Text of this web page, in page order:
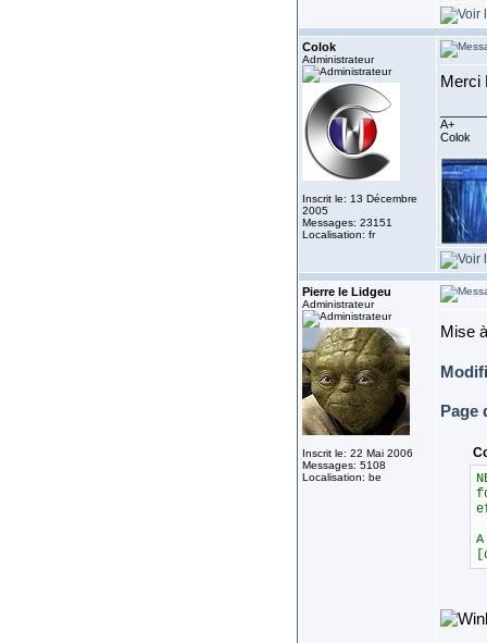
Colok
Administrateur
Inscrit le: 13 Décembre
2005
Messages: 23151
Localisation: fr
Merci
A+
Colok
Pierre le Lidgeu
Administrateur
Inscrit le: 22 Mai 2006
Messages: 5108
Localisation: be
Mise
Page